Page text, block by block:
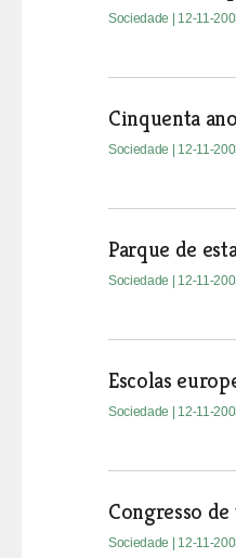
Sociedade | 12-11-
Cinquenta
Sociedade | 12-11-
Parque de
Sociedade | 12-11-
Escolas
Sociedade | 12-11-
Congresso
Sociedade | 12-11-